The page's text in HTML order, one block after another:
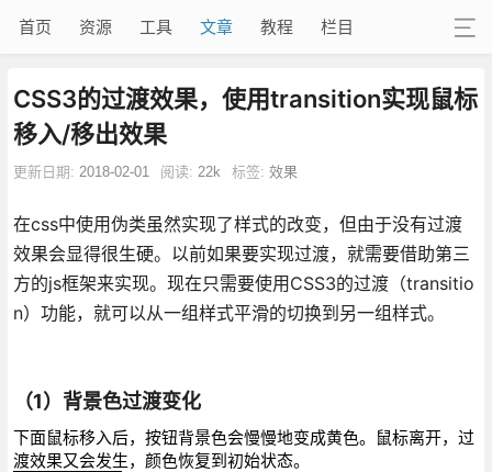
首页 资源 工具 文章 教程 栏目
CSS3的过渡效果，使用transition实现鼠标
移入/移出效果
更新日期: 2018-02-01 阅读: 22k 标签: 效果
在css中使用伪类虽然实现了样式的改变，但由于没有过渡
效果会显得很生硬。以前如果要实现过渡，就需要借助第三
方的js框架来实现。现在只需要使用CSS3的过渡（transitio
n）功能，就可以从一组样式平滑的切换到另一组样式。
（1）背景色过渡变化
下面鼠标移入后，按钮背景色会慢慢地变成黄色。鼠标离开，过
渡效果又会发生，颜色恢复到初始状态。